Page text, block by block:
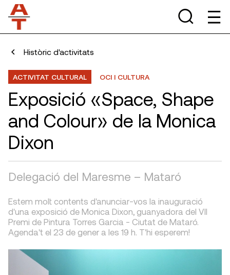
Històric d'activitats
ACTIVITAT CULTURAL OCI I CULTURA
Exposició «Space, Shape
and Colour» de la Monica
Dixon
Delegació del Maresme – Mataró
Estem molt contents d'anunciar-vos la inauguració
d'una exposició de Monica Dixon, guanyadora del VII
Premi de Pintura Torres Garcia - Ciutat de Mataró.
Agenda't el 23 de gener a les 19 h. T'hi esperem!